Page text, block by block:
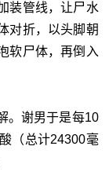
装管线，让尸水
对折，以头脚朝
软尸体，再倒入
。谢男于是每10
（总计24300毫